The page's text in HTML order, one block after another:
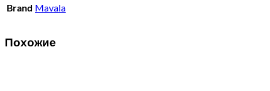
Brand Mavala
Похожие